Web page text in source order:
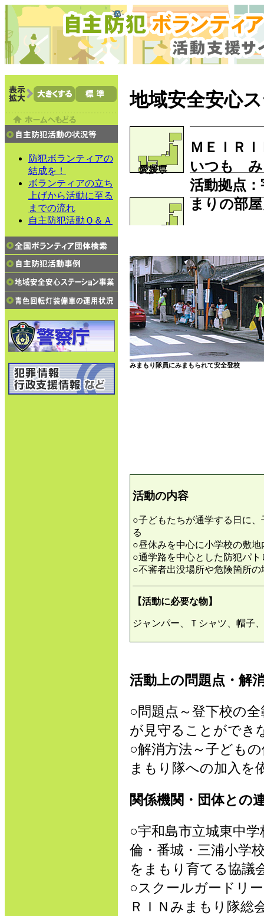
防犯ボランティアの
結成を！
ボランティアの立ち
上げから活動に至る
までの流れ
自主防犯活動Ｑ＆Ａ
地域安全安心
愛媛県
ＭＥＩＲ
いつも
活動拠点：
まりの部
みまもり隊員にみまもられて安全登校
活動の内容
○子どもたちが通学する日に
る
○昼休みを中心に小学校の敷地
○通学路を中心とした防犯パ
○不審者出没場所や危険箇所
【活動に必要な物】
ジャンパー、Ｔシャツ、帽子
活動上の問題点・解
○問題点～登下校の
が見守ることができ
○解消方法～子ども
まもり隊への加入を
関係機関・団体との
○宇和島市立城東中
倫・番城・三浦小学
をまもり育てる協議
○スクールガードリ
ＲＩＮみまもり隊総